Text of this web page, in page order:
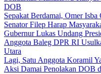
DOB
Sepakat Berdamai, Omer
Senator Filep Harap
Gubernur Lukas Undang
Anggota Baleg DPR RI
Utara
Lagi, Satu Anggota Koramil
Aksi Damai Penolakan DOB